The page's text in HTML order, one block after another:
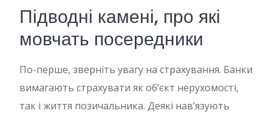
Підводні камені, про які
мовчать посередники
По-перше, зверніть увагу на страхування. Банки
вимагають страхувати як об’єкт нерухомості,
так і життя позичальника. Деякі нав’язують